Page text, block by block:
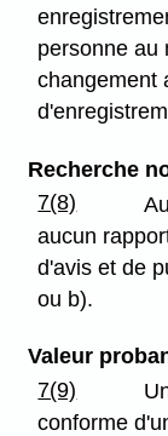
personne au
changement
Recherche
7(8)
aucun
d'avis et de
ou b).
Valeur
7(9)
conforme